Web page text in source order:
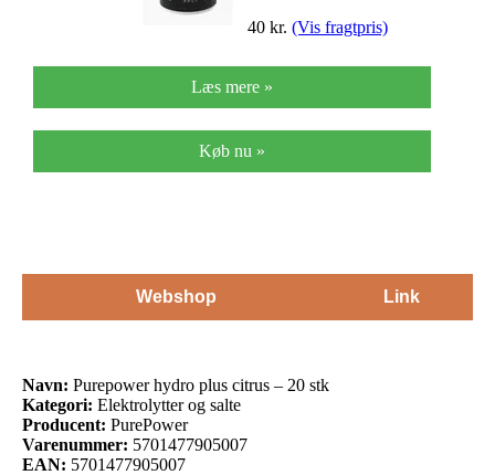
40 kr. (Vis fragtpris)
Læs mere »
Køb nu »
Webshop Link
Navn: Purepower hydro plus citrus – 20 stk
Kategori: Elektrolytter og salte
Producent: PurePower
Varenummer: 5701477905007
EAN: 5701477905007